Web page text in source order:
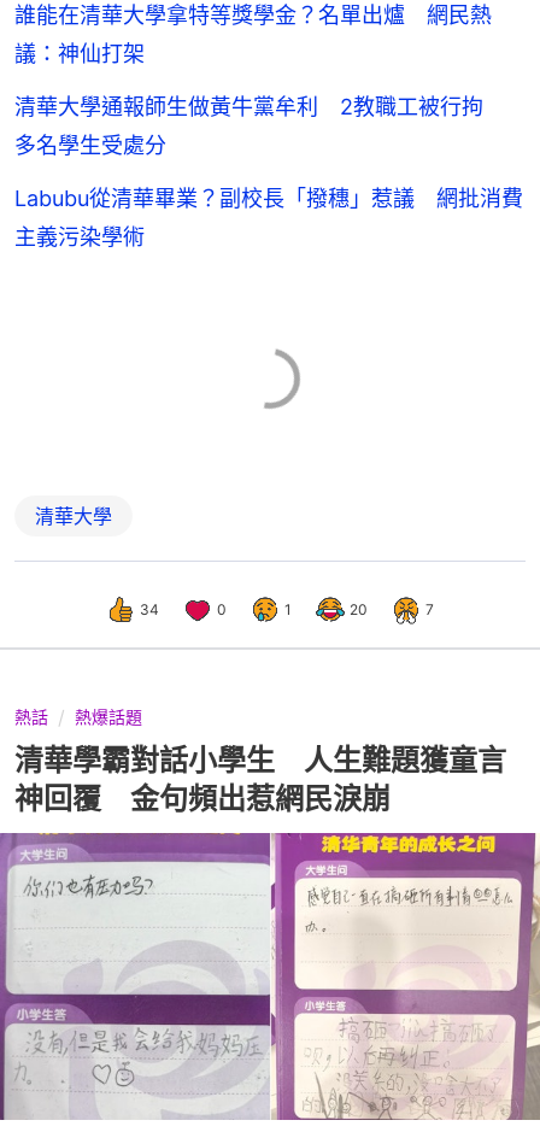
誰能在清華大學拿特等獎學金？名單出爐 網民熱
議：神仙打架
清華大學通報師生做黃牛黨牟利 2教職工被行拘
多名學生受處分
Labubu從清華畢業？副校長「撥穗」惹議 網批消費
主義污染學術
清華大學
34 0 1 20 7
熱話 熱爆話題
清華學霸對話小學生 人生難題獲童言
神回覆 金句頻出惹網民淚崩